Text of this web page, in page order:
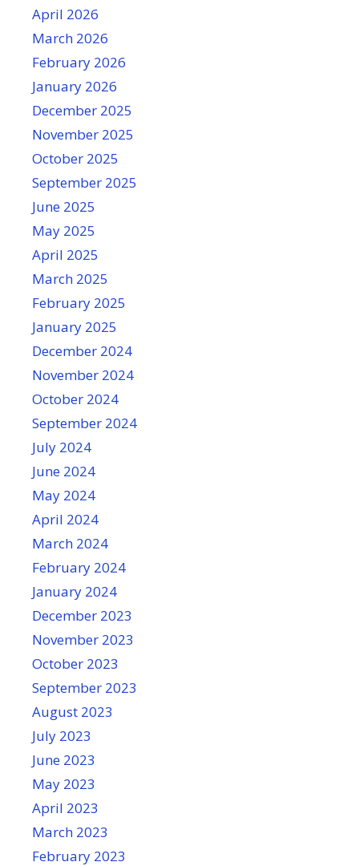
April 2026
March 2026
February 2026
January 2026
December 2025
November 2025
October 2025
September 2025
June 2025
May 2025
April 2025
March 2025
February 2025
January 2025
December 2024
November 2024
October 2024
September 2024
July 2024
June 2024
May 2024
April 2024
March 2024
February 2024
January 2024
December 2023
November 2023
October 2023
September 2023
August 2023
July 2023
June 2023
May 2023
April 2023
March 2023
February 2023